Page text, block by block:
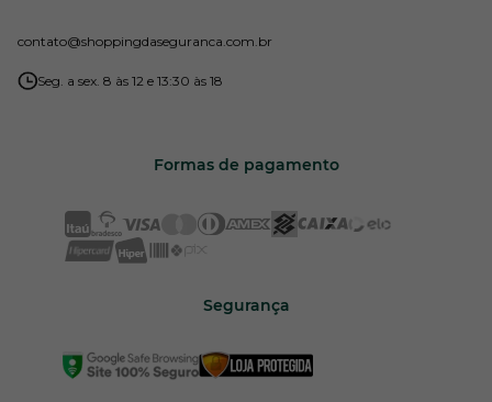
contato@shoppingdaseguranca.com.br
Seg. a sex. 8 às 12 e 13:30 às 18
Formas de pagamento
Segurança